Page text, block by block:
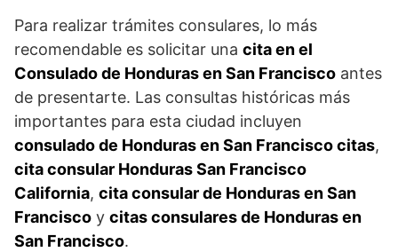
Para realizar trámites consulares, lo más
recomendable es solicitar una cita en el
Consulado de Honduras en San Francisco antes
de presentarte. Las consultas históricas más
importantes para esta ciudad incluyen
consulado de Honduras en San Francisco citas,
cita consular Honduras San Francisco
California, cita consular de Honduras en San
Francisco y citas consulares de Honduras en
San Francisco.